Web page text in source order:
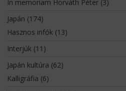
In memoriam Horváth Péter(3)
Japán (174)
Hasznos infók(13)
Interjúk(11)
Japán kultúra (62)
Kalligráfia (6)